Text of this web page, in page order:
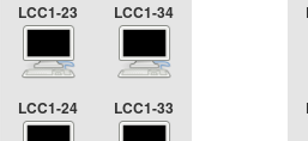
LCC1-23 LCC1-34
LCC1-24 LCC1-33